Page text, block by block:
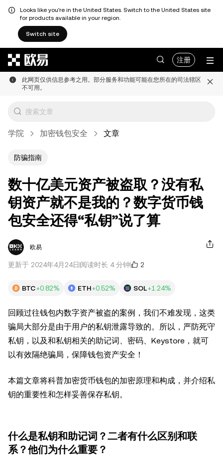
Looks like you're in the United States. Switch to the United States site
for products available in your region.
Switch site
注册
此网页仅供信息参考之用。部分服务和功能可能在您所在的司法辖区
不可用。
学院 加密钱包安全 文章
防骗指南
数十亿美元资产被盗取？没有私
钥资产就不是我的？数字货币钱
包安全还得“私钥”说了算
欧易
更新于 2024年4月24日 阅读时长 4 分钟 2
BTC+0.82% ETH+0.52% SOL+1.24%
回顾过往钱包内数字资产被盗的案例，我们不难发现，这类
骗局大部分是由于用户的私钥泄露导致的。所以，严防死守
私钥，以及和私钥相关的助记词、密码、Keystore，就可
以有效隔绝骗局，保障钱包资产安全！
本篇文章将科普加密货币钱包的加密原理和构成，并介绍私
钥的重要性和怎样妥善保存私钥。
什么是私钥和助记词？二者有什么区别和联
系？他们为什么重要？